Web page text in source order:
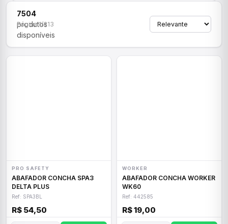
7504
produtos
disponíveis
Página 1/313
PRO SAFETY
ABAFADOR CONCHA SPA3
DELTA PLUS
Ref: SPA3BL
R$ 54,50
WORKER
ABAFADOR CONCHA WORKER
WK60
Ref: 442585
R$ 19,00